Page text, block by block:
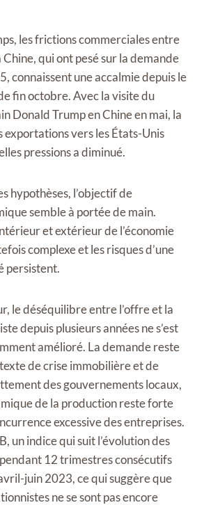
les frictions commerciales entre
Chine, qui ont pesé sur la demande
connaissent une accalmie depuis le
fin octobre. Avec la visite du
Donald Trump en Chine en mai, la
exportations vers les États-Unis
pressions a diminué.
hypothèses, l’objectif de
semble à portée de main.
et extérieur de l’économie
complexe et les risques d’une
persistent.
le déséquilibre entre l’offre et la
depuis plusieurs années ne s’est
amélioré. La demande reste
de crise immobilière et de
des gouvernements locaux,
de la production reste forte
excessive des entreprises.
un indice qui suit l’évolution des
12 trimestres consécutifs
juin 2023, ce qui suggère que
ne se sont pas encore